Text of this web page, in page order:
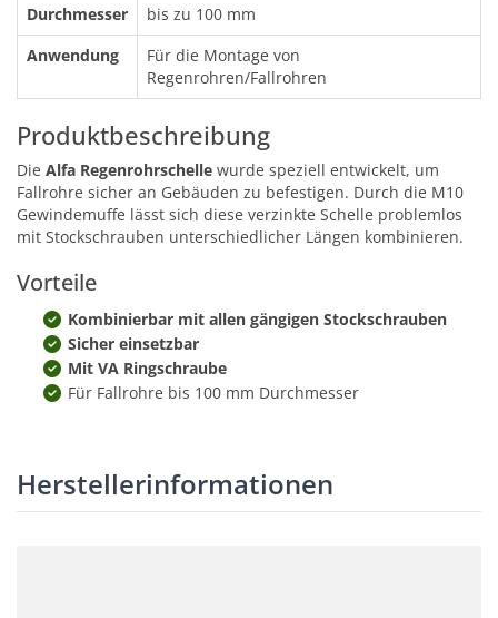
Durchmesser
bis zu 100 mm
Anwendung
Für die Montage von
Regenrohren/Fallrohren
Produktbeschreibung
Die Alfa Regenrohrschelle wurde speziell entwickelt, um
Fallrohre sicher an Gebäuden zu befestigen. Durch die M10
Gewindemuffe lässt sich diese verzinkte Schelle problemlos
mit Stockschrauben unterschiedlicher Längen kombinieren.
Vorteile
Kombinierbar mit allen gängigen Stockschrauben
Sicher einsetzbar
Mit VA Ringschraube
Für Fallrohre bis 100 mm Durchmesser
Herstellerinformationen